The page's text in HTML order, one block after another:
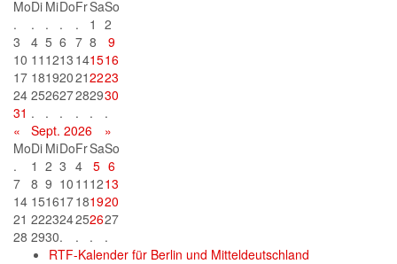
MoDi MiDoFrSaSo
.
. . . . 1 2
3
4 5 6 7 8
9
10 11 1213 141516
17 181920212223
24 252627282930
31 . . . . .
.
«
Sept. 2026
»
MoDi MiDoFrSaSo
.
1 2 3 4 5 6
7 8 9 10 11 1213
14 151617181920
21 222324252627
28 2930. . .
.
RTF-Kalender für Berlin und Mitteldeutschland